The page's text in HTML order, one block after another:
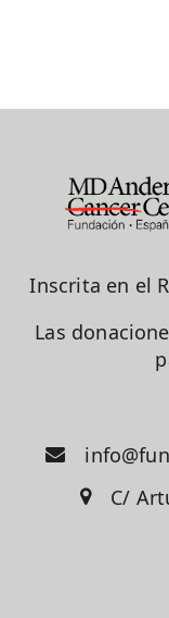
Inscrita en el
Las
C/